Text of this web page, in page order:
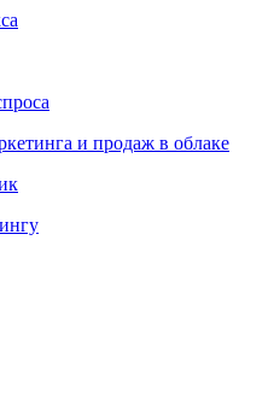
и продаж в облаке